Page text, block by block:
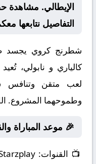
الإيطالي. مشاهدة
التفاصيل نتابعها
شطرنج كروي يجسد
كالياري و نابولي،
لعب متقن وتنافس
وطموحهما المشروع.
🎉 موعد المباراة
📺 القنوات: Starzplay | 🎙️